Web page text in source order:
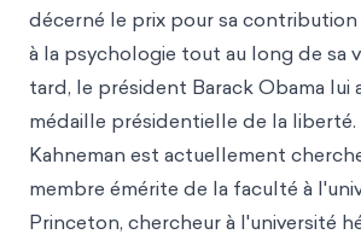
décerné le prix pour sa
à la psychologie tout au long de sa
tard, le président Barack Obama lui
médaille présidentielle de la liberté.
Kahneman est actuellement
membre émérite de la faculté à
Princeton, chercheur à l'université